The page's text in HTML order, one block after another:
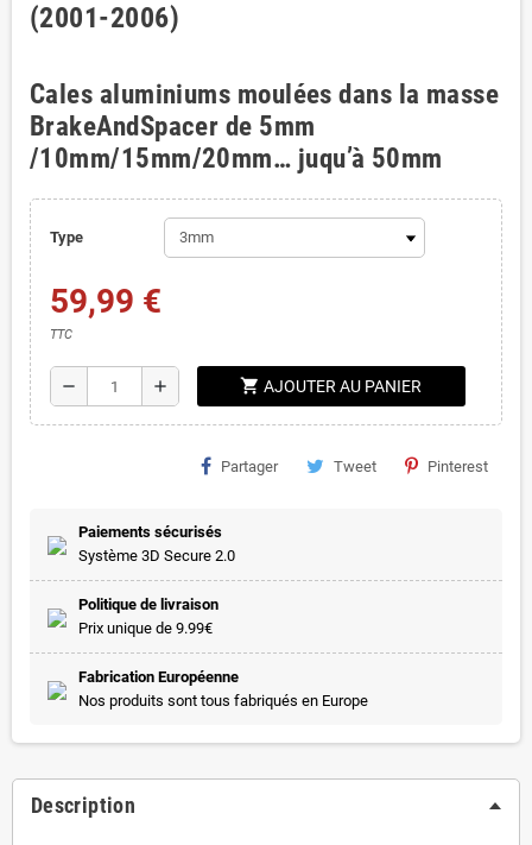
(2001-2006)
Cales aluminiums moulées dans la masse
BrakeAndSpacer de 5mm
/10mm/15mm/20mm… juqu’à 50mm
Type
59,99 €
TTC
remove add shopping_cart AJOUTER AU PANIER
Partager Tweet Pinterest
Paiements sécurisés
Système 3D Secure 2.0
Politique de livraison
Prix unique de 9.99€
Fabrication Européenne
Nos produits sont tous fabriqués en Europe
Description